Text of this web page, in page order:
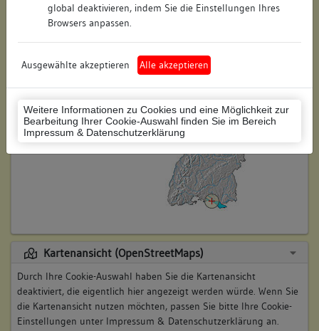
global deaktivieren, indem Sie die Einstellungen Ihres
Browsers anpassen.
Ausgewählte akzeptieren Alle akzeptieren
Weitere Informationen zu Cookies und eine Möglichkeit zur
Bearbeitung Ihrer Cookie-Auswahl finden Sie im Bereich
Impressum & Datenschutzerklärung
Wohnplatzschlüssel: 8335043012
Flurstücknummer: keine
Historischer Straßenname: keiner
Lage des Wohnplatzes:
Kartenansicht (OpenStreetMaps)
Durch Ihre Cookie-Auswahl haben Sie die Kartenansicht
deaktiviert, die eigentlich hier angezeigt werden würde. Wenn Sie
die Kartenansicht nutzen möchten, passen Sie bitte Ihre Cookie-
Einstellungen unter Impressum & Datenschutzerklärung an.